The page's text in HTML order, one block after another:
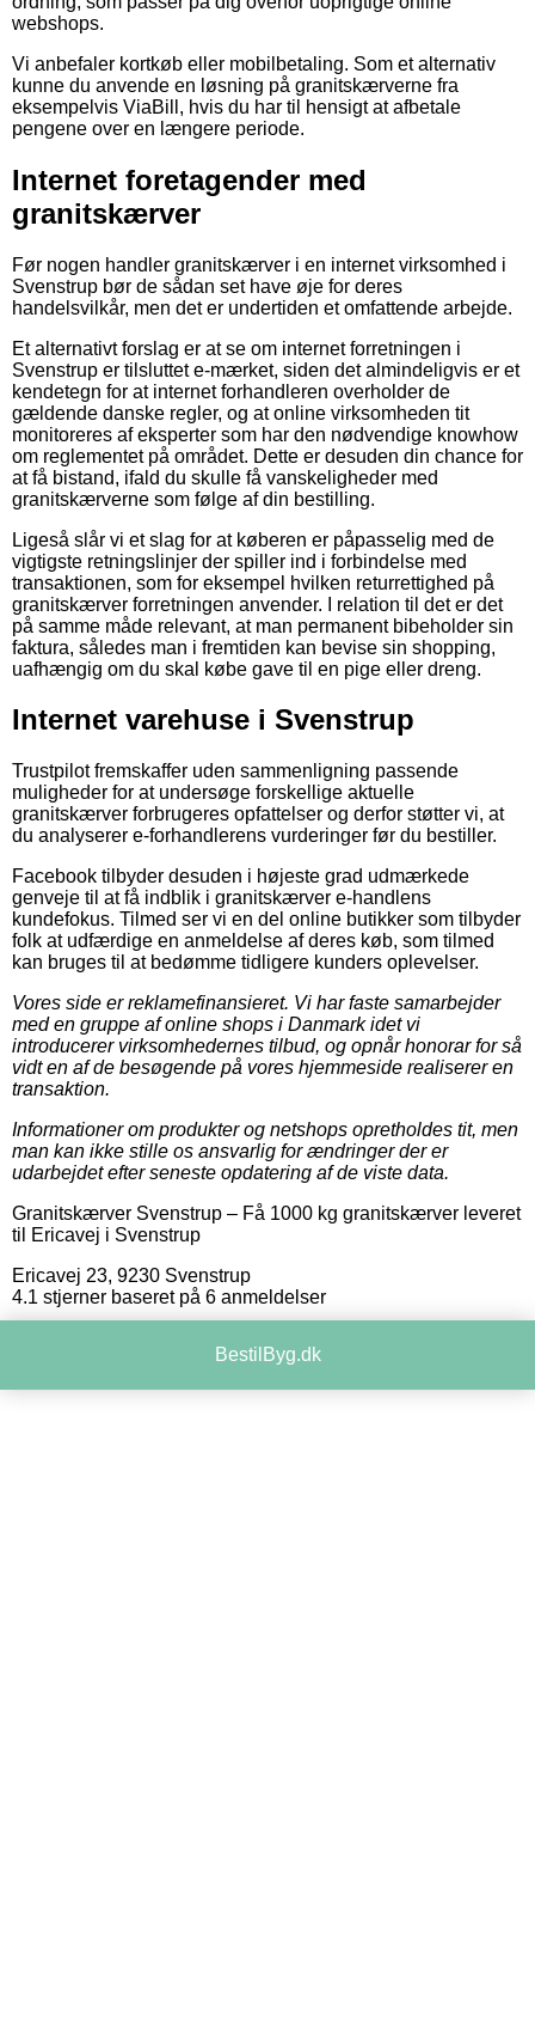
webshops.
Vi anbefaler kortkøb eller mobilbetaling. Som et alternativ
kunne du anvende en løsning på granitskærverne fra
eksempelvis ViaBill, hvis du har til hensigt at afbetale
pengene over en længere periode.
Internet foretagender med
granitskærver
Før nogen handler granitskærver i en internet virksomhed i
Svenstrup bør de sådan set have øje for deres
handelsvilkår, men det er undertiden et omfattende arbejde.
Et alternativt forslag er at se om internet forretningen i
Svenstrup er tilsluttet e-mærket, siden det almindeligvis er et
kendetegn for at internet forhandleren overholder de
gældende danske regler, og at online virksomheden tit
monitoreres af eksperter som har den nødvendige knowhow
om reglementet på området. Dette er desuden din chance for
at få bistand, ifald du skulle få vanskeligheder med
granitskærverne som følge af din bestilling.
Ligeså slår vi et slag for at køberen er påpasselig med de
vigtigste retningslinjer der spiller ind i forbindelse med
transaktionen, som for eksempel hvilken returrettighed på
granitskærver forretningen anvender. I relation til det er det
på samme måde relevant, at man permanent bibeholder sin
faktura, således man i fremtiden kan bevise sin shopping,
uafhængig om du skal købe gave til en pige eller dreng.
Internet varehuse i Svenstrup
Trustpilot fremskaffer uden sammenligning passende
muligheder for at undersøge forskellige aktuelle
granitskærver forbrugeres opfattelser og derfor støtter vi, at
du analyserer e-forhandlerens vurderinger før du bestiller.
Facebook tilbyder desuden i højeste grad udmærkede
genveje til at få indblik i granitskærver e-handlens
kundefokus. Tilmed ser vi en del online butikker som tilbyder
folk at udfærdige en anmeldelse af deres køb, som tilmed
kan bruges til at bedømme tidligere kunders oplevelser.
Vores side er reklamefinansieret. Vi har faste samarbejder
med en gruppe af online shops i Danmark idet vi
introducerer virksomhedernes tilbud, og opnår honorar for så
vidt en af de besøgende på vores hjemmeside realiserer en
transaktion.
Informationer om produkter og netshops opretholdes tit, men
man kan ikke stille os ansvarlig for ændringer der er
udarbejdet efter seneste opdatering af de viste data.
Granitskærver Svenstrup – Få 1000 kg granitskærver leveret
til Ericavej i Svenstrup
Ericavej 23, 9230 Svenstrup
4.1 stjerner baseret på 6 anmeldelser
BestilByg.dk